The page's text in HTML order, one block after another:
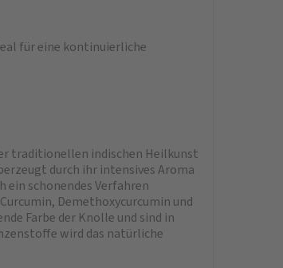
für eine kontinuierliche
traditionellen indischen Heilkunst
durch ihr intensives Aroma
schonendes Verfahren
Demethoxycurcumin und
Farbe der Knolle und sind in
wird das natürliche